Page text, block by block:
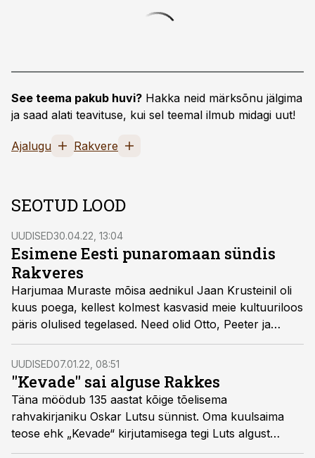
See teema pakub huvi? Hakka neid märksõnu jälgima
ja saad alati teavituse, kui sel teemal ilmub midagi uut!
Ajalugu Rakvere
SEOTUD LOOD
UUDISED30.04.22, 13:04
Esimene Eesti punaromaan sündis
Rakveres
Harjumaa Muraste mõisa aednikul Jaan Krusteinil oli
kuus poega, kellest kolmest kasvasid meie kultuuriloos
päris olulised tegelased. Need olid Otto, Peeter ja
Ernst.
UUDISED07.01.22, 08:51
"Kevade" sai alguse Rakkes
Täna möödub 135 aastat kõige tõelisema
rahvakirjaniku Oskar Lutsu sünnist. Oma kuulsaima
teose ehk „Kevade“ kirjutamisega tegi Luts algust
Rakkes.